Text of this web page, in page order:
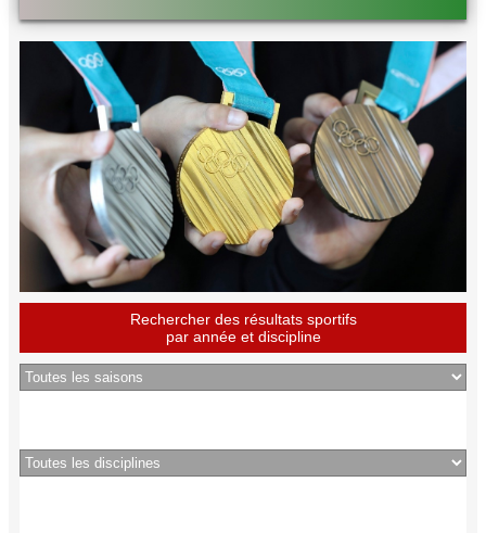
Rechercher des résultats sportifs
par année et discipline